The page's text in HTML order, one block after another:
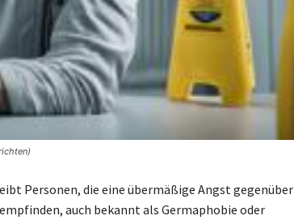
Personen, die eine übermäßige Angst gegenüber
auch bekannt als Germaphobie oder